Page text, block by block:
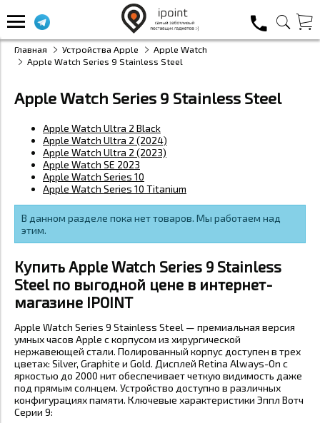
Главная Устройства Apple
Apple Watch
Apple Watch Series 9 Stainless Steel
Apple Watch Series 9 Stainless Steel
Apple Watch Ultra 2 Black
Apple Watch Ultra 2 (2024)
Apple Watch Ultra 2 (2023)
Apple Watch SE 2023
Apple Watch Series 10
Apple Watch Series 10 Titanium
В данном разделе пока нет товаров. Мы работаем над
этим.
Купить Apple Watch Series 9 Stainless
Steel по выгодной цене в интернет-
магазине IPOINT
Apple Watch Series 9 Stainless Steel — премиальная версия
умных часов Apple с корпусом из хирургической
нержавеющей стали. Полированный корпус доступен в трех
цветах: Silver, Graphite и Gold. Дисплей Retina Always-On с
яркостью до 2000 нит обеспечивает четкую видимость даже
под прямым солнцем. Устройство доступно в различных
конфигурациях памяти. Ключевые характеристики Эппл Вотч
Серии 9: